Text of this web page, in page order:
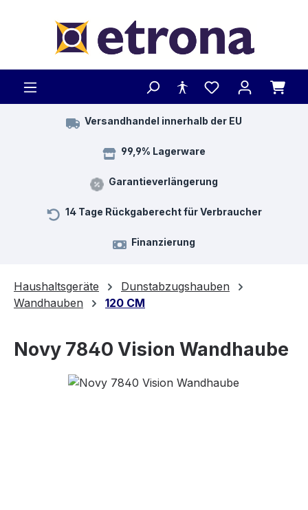
Versandhandel innerhalb der EU
99,9% Lagerware
Garantieverlängerung
14 Tage Rückgaberecht für Verbraucher
Finanzierung
Haushaltsgeräte
Dunstabzugshauben
Wandhauben
120 CM
Novy 7840 Vision Wandhaube
Bildergalerie überspringen